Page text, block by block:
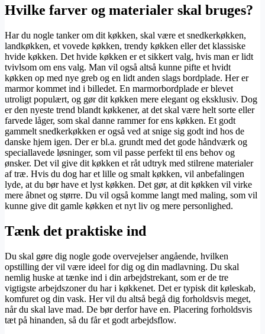
Hvilke farver og materialer skal bruges?
Har du nogle tanker om dit køkken, skal være et snedkerkøkken,
landkøkken, et vovede køkken, trendy køkken eller det klassiske
hvide køkken. Det hvide køkken er et sikkert valg, hvis man er lidt
tvivlsom om ens valg. Man vil også altså kunne pifte et hvidt
køkken op med nye greb og en lidt anden slags bordplade. Her er
marmor kommet ind i billedet. En marmorbordplade er blevet
utroligt populært, og gør dit køkken mere elegant og eksklusiv. Dog
er den nyeste trend blandt køkkener, at det skal være helt sorte eller
farvede låger, som skal danne rammer for ens køkken. Et godt
gammelt snedkerkøkken er også ved at snige sig godt ind hos de
danske hjem igen. Der er bl.a. grundt med det gode håndværk og
speciallavede løsninger, som vil passe perfekt til ens behov og
ønsker. Det vil give dit køkken et råt udtryk med stilrene materialer
af træ. Hvis du dog har et lille og smalt køkken, vil anbefalingen
lyde, at du bør have et lyst køkken. Det gør, at dit køkken vil virke
mere åbnet og større. Du vil også komme langt med maling, som vil
kunne give dit gamle køkken et nyt liv og mere personlighed.
Tænk det praktiske ind
Du skal gøre dig nogle gode overvejelser angående, hvilken
opstilling der vil være ideel for dig og din madlavning. Du skal
nemlig huske at tænke ind i din arbejdstrekant, som er de tre
vigtigste arbejdszoner du har i køkkenet. Det er typisk dit køleskab,
komfuret og din vask. Her vil du altså begå dig forholdsvis meget,
når du skal lave mad. De bør derfor have en. Placering forholdsvis
tæt på hinanden, så du får et godt arbejdsflow.